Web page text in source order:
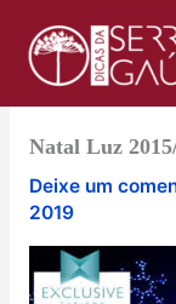
para
conteúdo
Natal Luz
Deixe um
2019